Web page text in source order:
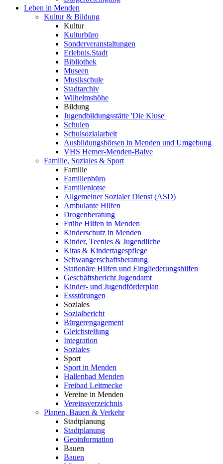
Leben in Menden
Kultur & Bildung
Kultur
Kulturbüro
Sonderveranstaltungen
Erlebnis.Stadt
Bibliothek
Museen
Musikschule
Stadtarchiv
Wilhelmshöhe
Bildung
Jugendbildungsstätte 'Die Kluse'
Schulen
Schulsozialarbeit
Ausbildungsbörsen in Menden und Umgebung
VHS Hemer-Menden-Balve
Familie, Soziales & Sport
Familie
Familienbüro
Familienlotse
Allgemeiner Sozialer Dienst (ASD)
Ambulante Hilfen
Drogenberatung
Frühe Hilfen in Menden
Kinderschutz in Menden
Kinder, Teenies & Jugendliche
Kitas & Kindertagespflege
Schwangerschaftsberatung
Stationäre Hilfen und Eingliederungshilfen
Geschäftsbericht Jugendamt
Kinder- und Jugendförderplan
Essstörungen
Soziales
Sozialbericht
Bürgerengagement
Gleichstellung
Integration
Soziales
Sport
Sport in Menden
Hallenbad Menden
Freibad Leitmecke
Vereine in Menden
Vereinsverzeichnis
Planen, Bauen & Verkehr
Stadtplanung
Stadtplanung
Geoinformation
Bauen
Bauen